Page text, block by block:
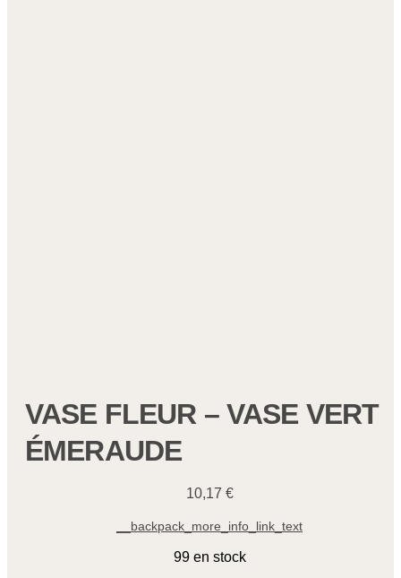
VASE FLEUR – VASE VERT
ÉMERAUDE
10,17 €
__backpack_more_info_link_text
99 en stock